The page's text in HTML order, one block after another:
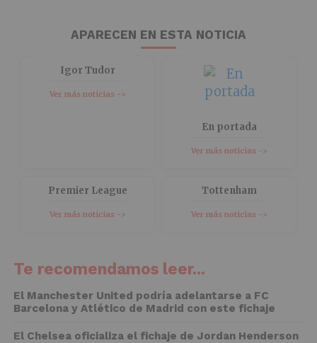
APARECEN EN ESTA NOTICIA
Igor Tudor
Ver más noticias ->
En portada
Ver más noticias ->
Premier League
Ver más noticias ->
Tottenham
Ver más noticias ->
Te recomendamos leer...
El Manchester United podría adelantarse a FC
Barcelona y Atlético de Madrid con este fichaje
El Chelsea oficializa el fichaje de Jordan Henderson